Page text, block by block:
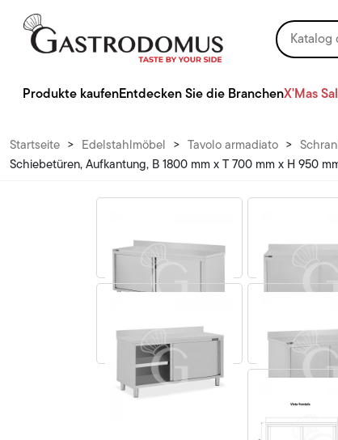
Produkte kaufenEntdecken Sie die BranchenX'Mas
Startseite > Edelstahlmöbel > Tavolo armadiato >
Schiebetüren, Aufkantung, B 1800 mm x T 700 mm x H 950